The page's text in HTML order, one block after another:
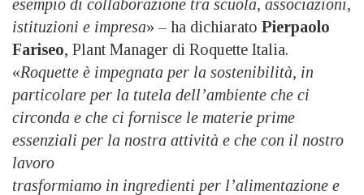
esempio di collaborazione tra scuola, associazioni,
istituzioni e impresa» – ha dichiarato Pierpaolo
Fariseo, Plant Manager di Roquette Italia.
«Roquette è impegnata per la sostenibilità, in
particolare per la tutela dell’ambiente che ci
circonda e che ci fornisce le materie prime
essenziali per la nostra attività e che con il nostro
lavoro
trasformiamo in ingredienti per l’alimentazione e